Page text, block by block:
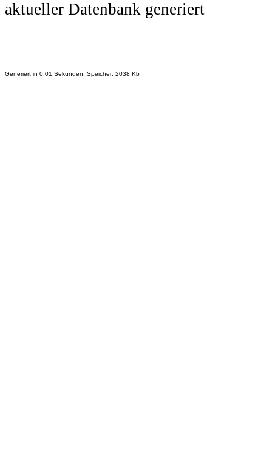
aktueller Datenbank generiert
Generiert in 0.01 Sekunden. Speicher: 2038 Kb